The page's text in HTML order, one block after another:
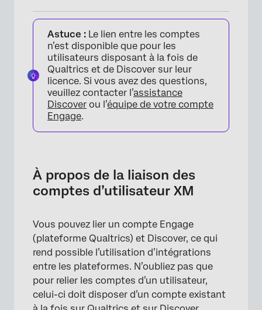
À propos de la liaison des comptes
d’utilisateur XM
Liaison manuelle des comptes en tant
qu’administration
Lier manuellement des comptes en tant
qu’utilisateur
XM
Astuce : Le lien entre les comptes
n’est disponible que pour les
utilisateurs disposant à la fois de
Qualtrics et de Discover sur leur
licence. Si vous avez des questions,
veuillez contacter l’assistance
Discover ou l’équipe de votre compte
Engage.
À propos de la liaison des
comptes d’utilisateur XM
Vous pouvez lier un compte Engage
(plateforme Qualtrics) et Discover, ce qui
rend possible l’utilisation d’intégrations
entre les plateformes. N’oubliez pas que
pour relier les comptes d’un utilisateur,
celui-ci doit disposer d’un compte existant